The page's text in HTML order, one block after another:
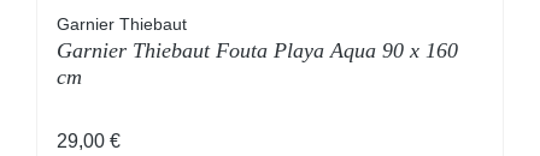
Garnier Thiebaut
Garnier Thiebaut Fouta Playa Aqua 90 x 160
cm
Regulärer Preis:
29,00 €